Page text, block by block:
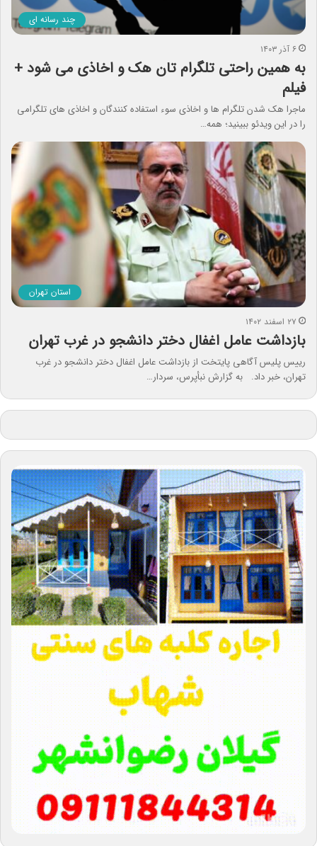
چند رسانه ای
۶ آذر ۱۴۰۳
به همین راحتی تلگرام تان هک و اخاذی می شود +
فیلم
ماجرا هک شدن تلگرام ها و اخاذی سوء استفاده کنندگان و اخاذی های تلگرامی
را در این ویدئو ببینید؛ همه…
استان تهران
۲۷ اسفند ۱۴۰۲
بازداشت عامل اغفال دختر دانشجو در غرب تهران
رییس پلیس آگاهی پایتخت از بازداشت عامل اغفال دختر دانشجو در غرب
تهران، خبر داد. به گزارش نبأپرس، سردار…